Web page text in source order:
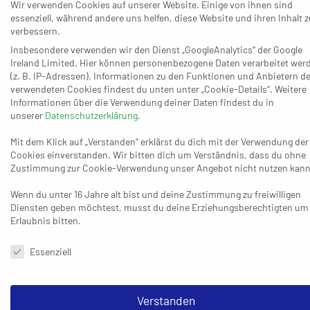
TSV Bayer Dormagen II:Broy, Kull – Nitsche (5), Leis,
Stolzenberg (3), Kasper (5), Kriescher (6/3), Böckenholt (2),
(5), Rügenberg (1).
SG Langenfeld:Nusch, Hüttel – Bisten (1), Preissegger (1),
Rahmann (4), Hines (1), Sorg (2/1), Schulz (1), Boelken (3),
Winter (6/3), Richartz (1), Baup, Gottlob (1), Raschke (5).
Was Langenfeld dort bewerkstelligen kann, werden natürlich
vor allen Dingen die Borussia und der BHC II intensiv
beobachten – die dann bereits ihren Einstieg ins Jahr 2024
zum direkten Duell treffen, steht auch sofort besonders viel auf
Wir verwenden Cookies auf unserer Website. Einige von ihnen sind
essenziell, während andere uns helfen, diese Website und ihren Inhalt
verbessern.
Insbesondere verwenden wir den Dienst „GoogleAnalytics“ der Google
Ireland Limited. Hier können personenbezogene Daten verarbeitet
(z. B. IP-Adressen). Informationen zu den Funktionen und Anbietern
verwendeten Cookies findest du unten unter „Cookie-Details“. Weitere
Informationen über die Verwendung deiner Daten findest du in
unserer Datenschutzerklärung.
Mit dem Klick auf „Verstanden“ erklärst du dich mit der Verwendung der
Cookies einverstanden. Wir bitten dich um Verständnis, dass du ohne
Zustimmung zur Cookie-Verwendung unser Angebot nicht nutzen
Wenn du unter 16 Jahre alt bist und deine Zustimmung zu freiwilligen
Diensten geben möchtest, musst du deine Erziehungsberechtigten um
Erlaubnis bitten.
Datenschutzeinstellungen & Nutzungsbedingungen
Essenziell
Verstanden